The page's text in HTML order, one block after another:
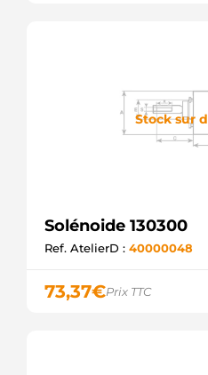
Stock sur
Solénoide 130300
Ref. AtelierD : 40000048
73,37€Prix TTC